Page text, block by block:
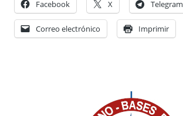
Facebook X Telegram
Correo electrónico Imprimir